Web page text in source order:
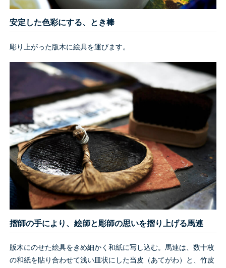
安定した色彩にする、とき棒
彫り上がった版木に絵具を運びます。
摺師の手により、絵師と彫師の思いを摺り上げる馬連
版木にのせた絵具をきめ細かく和紙に写し込む。馬連は、数十枚
の和紙を貼り合わせて浅い皿状にした当皮（あてがわ）と、竹皮